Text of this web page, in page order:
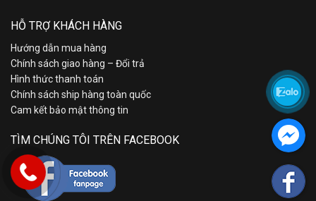
HỖ TRỢ KHÁCH HÀNG
Hướng dẫn mua hàng
Chính sách giao hàng – Đổi trả
Hình thức thanh toán
Chính sách ship hàng toàn quốc
Cam kết bảo mật thông tin
TÌM CHÚNG TÔI TRÊN FACEBOOK